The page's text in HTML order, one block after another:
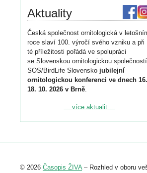
Aktuality
Česká společnost ornitologická v
roce slaví 100. výročí svého vzniku a při
té příležitosti pořádá ve spolupráci
se Slovenskou ornitologickou společností
SOS/BirdLife Slovensko jubilejní
ornitologickou konferenci ve dnech
18. 10. 2026 v Brně.
Podrobnější informace ke konferenci
Registrovat se můžete do 6. září.
abstraktu přihlášené přednášky nebo
... více aktualit ...
© 2026 Časopis ŽIVA– Rozhled v oboru